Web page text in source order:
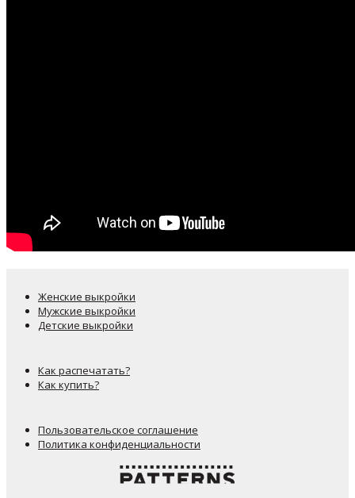
Женские выкройки
Мужские выкройки
Детские выкройки
Как распечатать?
Как купить?
Пользовательское соглашение
Политика конфиденциальности